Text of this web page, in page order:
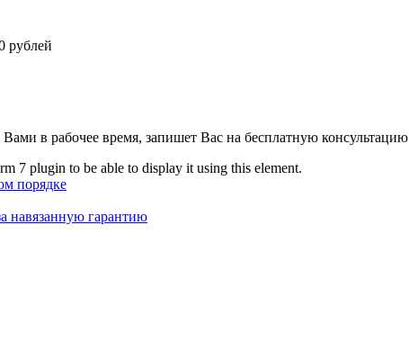
рублей
Вами в рабочее время, запишет Вас на бесплатную консультацию
7 plugin to be able to display it using this element.
порядке
навязанную гарантию